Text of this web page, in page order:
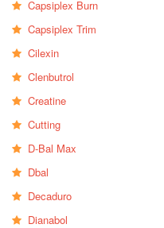
Capsiplex Burn
Capsiplex Trim
Cilexin
Clenbutrol
Creatine
Cutting
D-Bal Max
Dbal
Decaduro
Dianabol